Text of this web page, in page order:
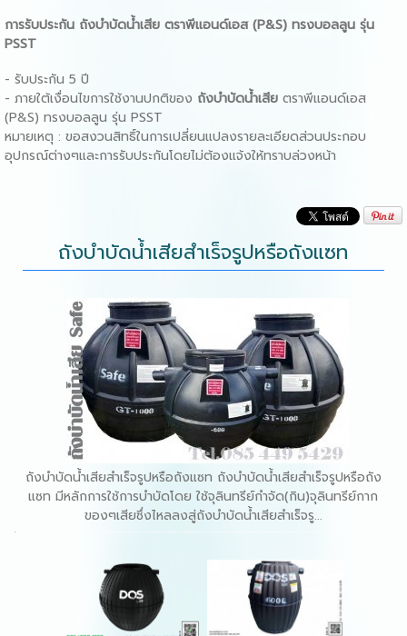
การรับประกัน ถังบำบัดน้ําเสียตราพีแอนด์เอส (P&S) ทรงบอลลูน รุ่น
PSST
- รับประกัน 5 ปี
- ภายใต้เงื่อนไขการใช้งานปกติของ ถังบำบัดน้ําเสียตราพีแอนด์เอส
(P&S) ทรงบอลลูน รุ่น PSST
หมายเหตุ : ขอสงวนสิทธิ์ในการเปลี่ยนแปลงรายละเอียดส่วนประกอบ
อุปกรณ์ต่างๆและการรับประกันโดยไม่ต้องแจ้งให้ทราบล่วงหน้า
ถังบําบัดน้ําเสียสำเร็จรูปหรือถังแซท
ถังบําบัดน้ําเสียสำเร็จรูปหรือถังแซท ถังบําบัดน้ำเสียสำเร็จรูปหรือถัง
แซท มีหลักการใช้การบำบัดโดย ใช้จุลินทรีย์กำจัด(กิน)จุลินทรีย์กาก
ของๆเสียซึ่งไหลลงสู่ถังบําบัดน้ำเสียสำเร็จรู...